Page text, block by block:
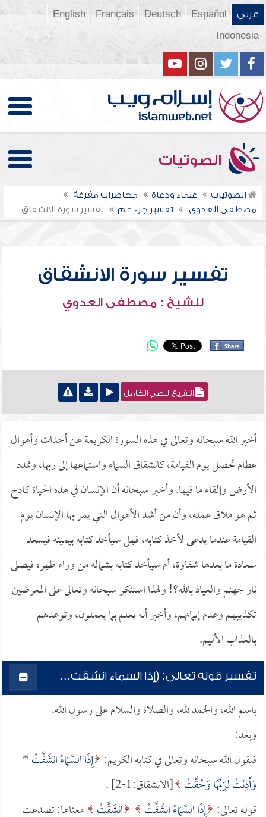
عربي Español
Deutsch
Français
English
Indonesia
الصوتيات
الصوتيات علماء ودعاة
محاضرات مفرغة
مصطفى العدوي
تفسير جزء عم تفسير سورة الانشقاق
تفسير سورة الانشقاق
للشيخ : مصطفى العدوي
التفريغ النصي الكامل
أخبر الله سبحانه وتعالى في هذه السورة الكريمة عن أحداث وأهوال
عظام تحصل يوم القيامة، كانشقاق السماء واستماعها إلى ربها، وتمدد
الأرض وإلقاء ما فيها. وأخبر سبحانه أن الإنسان في هذه الحياة كادح
ثم هو ملاق عمله، وأن من أشد الأهوال التي يمر بها الإنسان يوم
القيامة عندما يدعى لأخذ كتابه، فهل سيأخذ كتابه بيمينه فيسعد
سعادة ما بعدها شقاوة، أم سيأخذ كتابه بشماله من وراء ظهره فيصلى
نار جهنم والعياذ بالله؟! ولهذا استنكر سبحانه وتعالى على المعرضين
تكذيبهم وعدم إيمانهم، وأخبر أنه يعلم بما يعملون، وتوعدهم
بالعذاب الأليم.
تفسير قوله تعالى: (إذا السماء انشقت...
باسم الله، والحمد لله، والصلاة والسلام على رسول الله.
وبعد:
فيقول الله سبحانه وتعالى في كتابه الكريم: إِذَا السَّمَاءُ انشَقَّتْ*
وَأَذِنَتْ لِرَبِّهَا وَحُقَّتْ [الانشقاق:1-2] .
قوله تعالى: إِذَا السَّمَاءُ انشَقَّتْ انشَقَّتْ معناها: تصدعت